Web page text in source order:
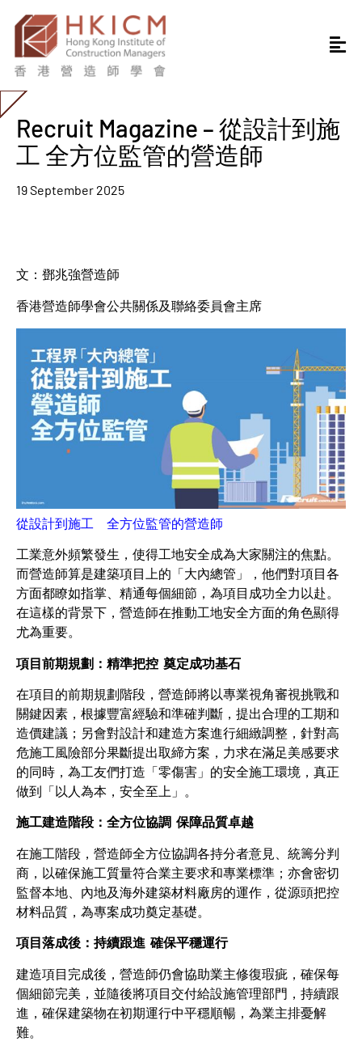
Recruit Magazine – 從設計到施
工 全方位監管的營造師
19 September 2025
文：鄧兆強營造師
香港營造師學會公共關係及聯絡委員會主席
從設計到施工 全方位監管的營造師
工業意外頻繁發生，使得工地安全成為大家關注的焦點。
而營造師算是建築項目上的「大內總管」，他們對項目各
方面都瞭如指掌、精通每個細節，為項目成功全力以赴。
在這樣的背景下，營造師在推動工地安全方面的角色顯得
尤為重要。
項目前期規劃：精準把控 奠定成功基石
在項目的前期規劃階段，營造師將以專業視角審視挑戰和
關鍵因素，根據豐富經驗和準確判斷，提出合理的工期和
造價建議；另會對設計和建造方案進行細緻調整，針對高
危施工風險部分果斷提出取締方案，力求在滿足美感要求
的同時，為工友們打造「零傷害」的安全施工環境，真正
做到「以人為本，安全至上」。
施工建造階段：全方位協調 保障品質卓越
在施工階段，營造師全方位協調各持分者意見、統籌分判
商，以確保施工質量符合業主要求和專業標準；亦會密切
監督本地、內地及海外建築材料廠房的運作，從源頭把控
材料品質，為專案成功奠定基礎。
項目落成後：持續跟進 確保平穩運行
建造項目完成後，營造師仍會協助業主修復瑕疵，確保每
個細節完美，並隨後將項目交付給設施管理部門，持續跟
進，確保建築物在初期運行中平穩順暢，為業主排憂解
難。